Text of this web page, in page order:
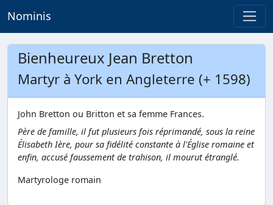
Nominis
Bienheureux Jean Bretton
Martyr à York en Angleterre (+ 1598)
John Bretton ou Britton et sa femme Frances.
Père de famille, il fut plusieurs fois réprimandé, sous la reine
Élisabeth Ière, pour sa fidélité constante à l'Église romaine et
enfin, accusé faussement de trahison, il mourut étranglé.
Martyrologe romain